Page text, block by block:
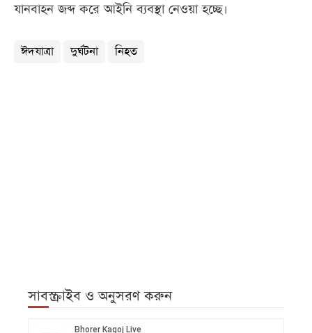
যানবাহন জব্দ করে আইনি ব্যবস্থা নেওয়া হচ্ছে।
ঈদযাত্রা দুর্ঘটনা নিহত
সাবস্ক্রাইব ও অনুসরণ করুন